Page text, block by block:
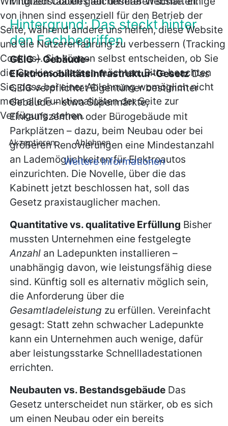
Hintergrund: Das steckt hinter
den Fachbegriffen
GEIG – Gebäude-
Elektromobilitätsinfrastruktur-GesetzDas
GEIG verpflichtet Eigentümer bestimmter
Gebäude – etwa Supermärkte,
Einkaufszentren oder Bürogebäude mit
Parkplätzen – dazu, beim Neubau oder bei
größeren Renovierungen eine Mindestanzahl
an Lademöglichkeiten für Elektroautos
einzurichten. Die Novelle, über die das
Kabinett jetzt beschlossen hat, soll das
Gesetz praxistauglicher machen.
Quantitative vs. qualitative Erfüllung Bisher
mussten Unternehmen eine festgelegte
Anzahl an Ladepunkten installieren –
unabhängig davon, wie leistungsfähig diese
sind. Künftig soll es alternativ möglich sein,
die Anforderung über die
Gesamtladeleistung zu erfüllen. Vereinfacht
gesagt: Statt zehn schwacher Ladepunkte
kann ein Unternehmen auch wenige, dafür
aber leistungsstarke Schnellladestationen
errichten.
Neubauten vs. Bestandsgebäude Das
Gesetz unterscheidet nun stärker, ob es sich
um einen Neubau oder ein bereits
von ihnen sind essenziell für den Betrieb der
Seite, während andere uns helfen, diese Website
und die Nutzererfahrung zu verbessern (Tracking
Cookies). Sie können selbst entscheiden, ob Sie
die Cookies zulassen möchten. Bitte beachten
Sie, dass bei einer Ablehnung womöglich nicht
mehr alle Funktionalitäten der Seite zur
Verfügung stehen.
Akzeptieren Ablehnen
Weitere Informationen